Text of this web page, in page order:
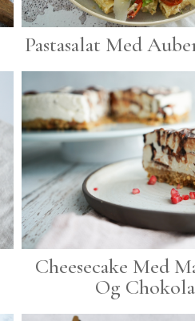
Pastasalat Med
Cheesecake Med
Og